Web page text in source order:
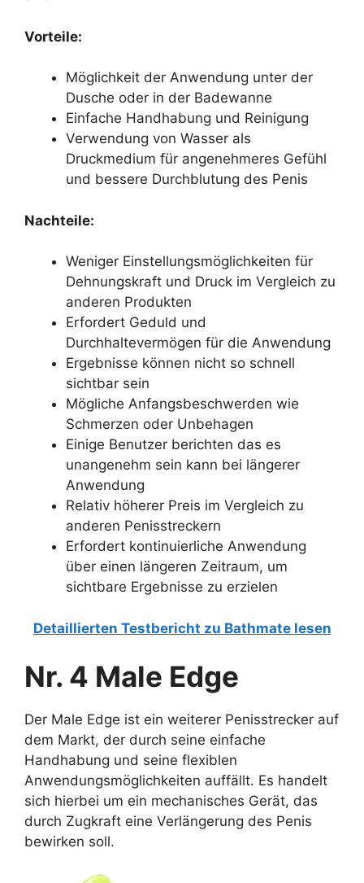
Vorteile:
Möglichkeit der Anwendung unter der
Dusche oder in der Badewanne
Einfache Handhabung und Reinigung
Verwendung von Wasser als
Druckmedium für angenehmeres Gefühl
und bessere Durchblutung des Penis
Nachteile:
Weniger Einstellungsmöglichkeiten für
Dehnungskraft und Druck im Vergleich zu
anderen Produkten
Erfordert Geduld und
Durchhaltevermögen für die Anwendung
Ergebnisse können nicht so schnell
sichtbar sein
Mögliche Anfangsbeschwerden wie
Schmerzen oder Unbehagen
Einige Benutzer berichten das es
unangenehm sein kann bei längerer
Anwendung
Relativ höherer Preis im Vergleich zu
anderen Penisstreckern
Erfordert kontinuierliche Anwendung
über einen längeren Zeitraum, um
sichtbare Ergebnisse zu erzielen
Detaillierten Testbericht zu Bathmate lesen
Nr. 4 Male Edge
Der Male Edge ist ein weiterer Penisstrecker auf
dem Markt, der durch seine einfache
Handhabung und seine flexiblen
Anwendungsmöglichkeiten auffällt. Es handelt
sich hierbei um ein mechanisches Gerät, das
durch Zugkraft eine Verlängerung des Penis
bewirken soll.